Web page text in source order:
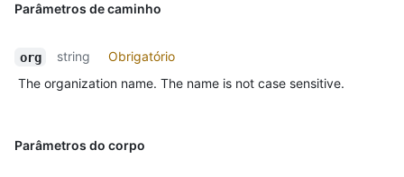
Parâmetros de caminho
org string
Obrigatório
The organization name. The name is not case sensitive.
Parâmetros do corpo